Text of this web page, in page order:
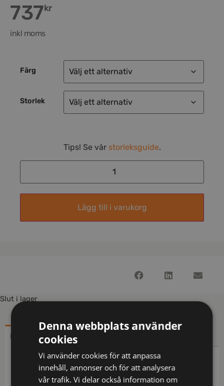
737kr
inkl moms
Färg
Storlek
Tips! Se vår storleksguide.
Lägg till i varukorg
Slut i lager
BESKRIVNING YTTERLIGARE INFORMATION
Beskrivning
Denna webbplats använder
cookies
Vi använder cookies för att anpassa
innehåll, annonser och för att analysera
vår trafik. Vi delar också information om